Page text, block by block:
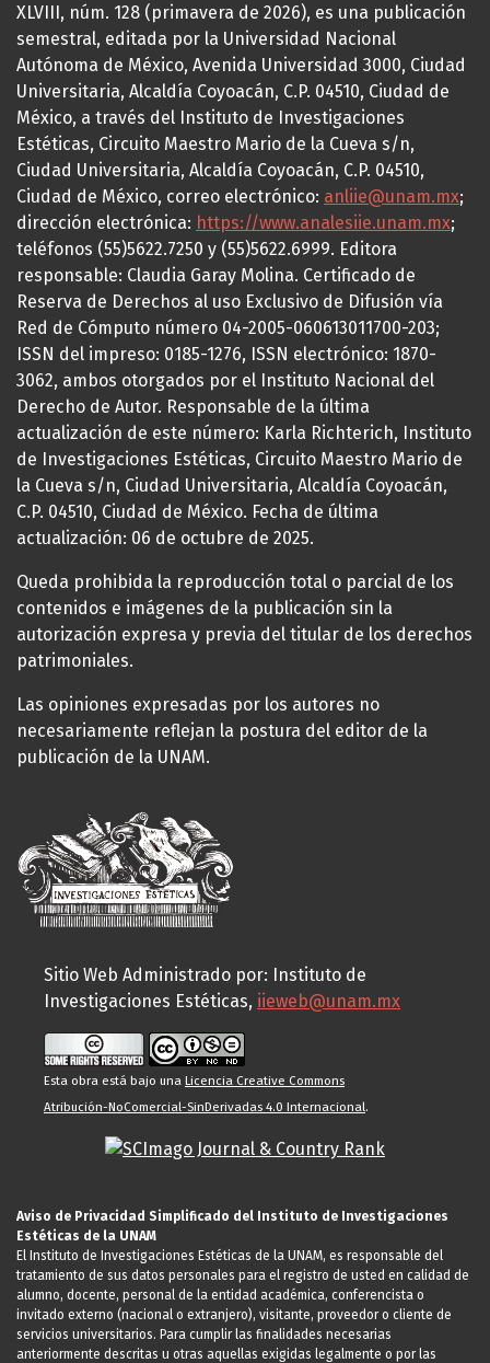
XLVIII, núm. 128 (primavera de 2026), es una publicación
semestral, editada por la Universidad Nacional
Autónoma de México, Avenida Universidad 3000, Ciudad
Universitaria, Alcaldía Coyoacán, C.P. 04510, Ciudad de
México, a través del Instituto de Investigaciones
Estéticas, Circuito Maestro Mario de la Cueva s/n,
Ciudad Universitaria, Alcaldía Coyoacán, C.P. 04510,
Ciudad de México, correo electrónico: anliie@unam.mx;
dirección electrónica: https://www.analesiie.unam.mx;
teléfonos (55)5622.7250 y (55)5622.6999. Editora
responsable: Claudia Garay Molina. Certificado de
Reserva de Derechos al uso Exclusivo de Difusión vía
Red de Cómputo número 04-2005-060613011700-203;
ISSN del impreso: 0185-1276, ISSN electrónico: 1870-
3062, ambos otorgados por el Instituto Nacional del
Derecho de Autor. Responsable de la última
actualización de este número: Karla Richterich, Instituto
de Investigaciones Estéticas, Circuito Maestro Mario de
la Cueva s/n, Ciudad Universitaria, Alcaldía Coyoacán,
C.P. 04510, Ciudad de México. Fecha de última
actualización: 06 de octubre de 2025.
Queda prohibida la reproducción total o parcial de los
contenidos e imágenes de la publicación sin la
autorización expresa y previa del titular de los derechos
patrimoniales.
Las opiniones expresadas por los autores no
necesariamente reflejan la postura del editor de la
publicación de la UNAM.
Sitio Web Administrado por: Instituto de
Investigaciones Estéticas, iieweb@unam.mx
Esta obra está bajo una Licencia Creative Commons
Atribución-NoComercial-SinDerivadas 4.0 Internacional.
Aviso de Privacidad Simplificado del Instituto de Investigaciones
Estéticas de la UNAM
El Instituto de Investigaciones Estéticas de la UNAM, es responsable del
tratamiento de sus datos personales para el registro de usted en calidad de
alumno, docente, personal de la entidad académica, conferencista o
invitado externo (nacional o extranjero), visitante, proveedor o cliente de
servicios universitarios. Para cumplir las finalidades necesarias
anteriormente descritas u otras aquellas exigidas legalmente o por las